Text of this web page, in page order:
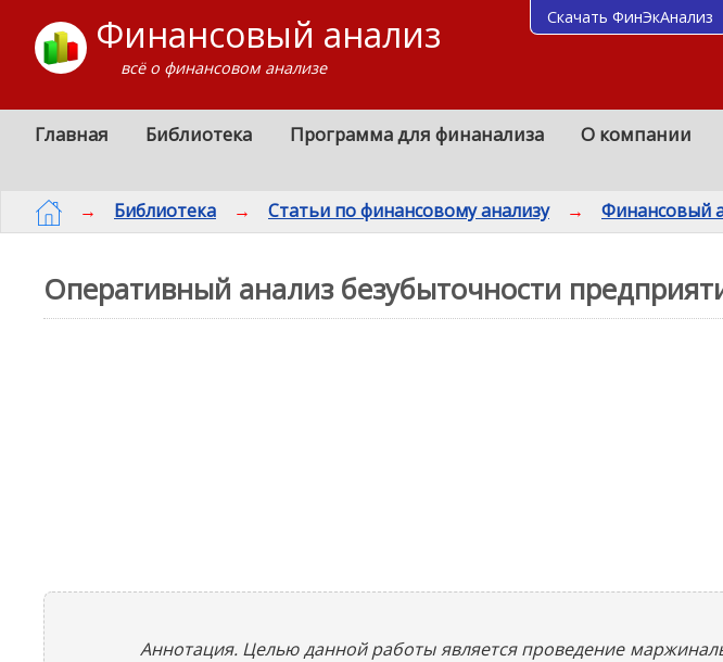
Финансовый анализ
всё о финансовом анализе
Главная Библиотека Программа для финанализа О компании
→ Библиотека → Статьи по финансовому анализу → Финансовый
Оперативный анализ безубыточности
Аннотация. Целью данной работы является проведение
Скачать ФинЭкАнализ